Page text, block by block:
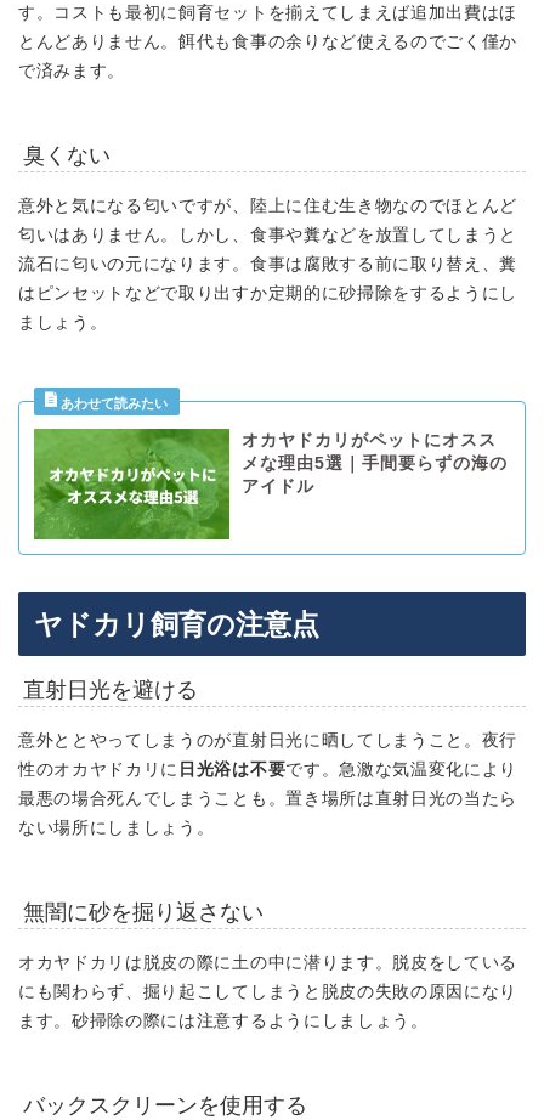
す。コストも最初に飼育セットを揃えてしまえば追加出費はほ
とんどありません。餌代も食事の余りなど使えるのでごく僅か
で済みます。
臭くない
意外と気になる匂いですが、陸上に住む生き物なのでほとんど
匂いはありません。しかし、食事や糞などを放置してしまうと
流石に匂いの元になります。食事は腐敗する前に取り替え、糞
はピンセットなどで取り出すか定期的に砂掃除をするようにし
ましょう。
オカヤドカリがペットにオスス
メな理由5選｜手間要らずの海の
アイドル
ヤドカリ飼育の注意点
直射日光を避ける
意外ととやってしまうのが直射日光に晒してしまうこと。夜行
性のオカヤドカリに 日光浴は不要です。急激な気温変化により
最悪の場合死んでしまうことも。置き場所は直射日光の当たら
ない場所にしましょう。
無闇に砂を掘り返さない
オカヤドカリは脱皮の際に土の中に潜ります。脱皮をしている
にも関わらず、掘り起こしてしまうと脱皮の失敗の原因になり
ます。砂掃除の際には注意するようにしましょう。
バックスクリーンを使用する